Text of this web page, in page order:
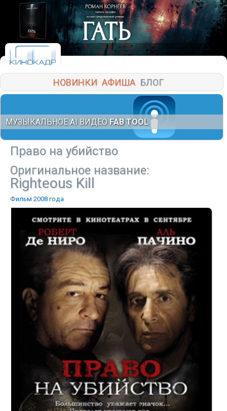
НОВИНКИ АФИША БЛОГ
МУЗЫКАЛЬНОЕ AI ВИДЕО FAB TOOL
Право на убийство
Оригинальное название:
Righteous Kill
Фильм 2008 года